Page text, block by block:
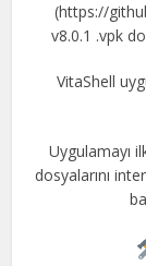
(https://
v8.0.1 .vpk
VitaShell
Uygulamayı
dosyalarını